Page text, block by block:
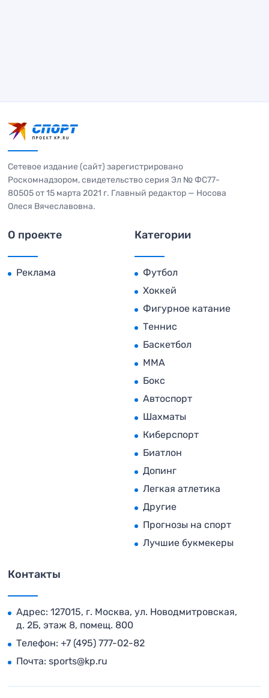
Сетевое издание (сайт) зарегистрировано
Роскомнадзором, свидетельство серия Эл № ФС77-
80505 от 15 марта 2021 г. Главный редактор — Носова
Олеся Вячеславовна.
О проекте
Реклама
Категории
Футбол
Хоккей
Фигурное катание
Теннис
Баскетбол
MMA
Бокс
Автоспорт
Шахматы
Киберспорт
Биатлон
Допинг
Легкая атлетика
Другие
Прогнозы на спорт
Лучшие букмекеры
Контакты
Адрес: 127015, г. Москва, ул. Новодмитровская,
д. 2Б, этаж 8, помещ. 800
Телефон: +7 (495) 777-02-82
Почта: sports@kp.ru